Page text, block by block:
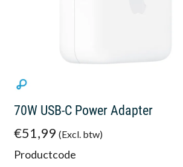
70W USB-C Power Adapter
€51,99 (Excl. btw)
Productcode